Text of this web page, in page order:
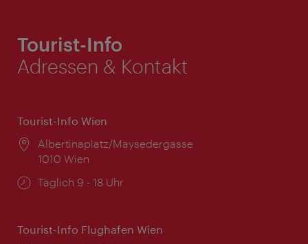
Tourist-Info
Adressen & Kontakt
Tourist-Info Wien
Ort:
Albertinaplatz/Maysedergasse
1010 Wien
Öffnungszeiten:
Täglich 9 - 18 Uhr
Tourist-Info Flughafen Wien